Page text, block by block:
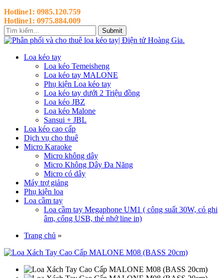
Hotline1: 0985.120.759
Hotline1: 0975.884.009
Submit
Loa kéo tay
Loa kéo Temeisheng
Loa kéo tay MALONE
Phụ kiện Loa kéo tay
Loa kéo tay dưới 2 Triệu đồng
Loa kéo JBZ
Loa kéo Malone
Sansui + JBL
Loa kéo cao cấp
Dịch vụ cho thuê
Micro Karaoke
Micro không dây
Micro Không Dây Đa Năng
Micro có dây
Máy trợ giảng
Phụ kiện loa
Loa cầm tay
Loa cầm tay Megaphone UM1 ( công suất 30W, có ghi
âm, cổng USB, thẻ nhớ line in)
Trang chủ »